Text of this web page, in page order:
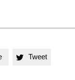
 Tweet